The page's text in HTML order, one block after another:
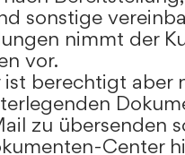
sonstige
nimmt der
vor.
berechtigt aber
zu übersenden
Center